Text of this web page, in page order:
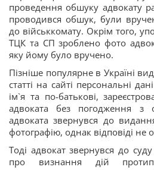
проведення обшуку адвокату
проводився обшук, були
до військкомату. Окрім того,
ТЦК та СП зроблено фото
яку йому було вручено.
Пізніше популярне в Україні
статті на сайті персональні
ім`я та по-батькові,
адвоката без погодження з
адвоката звернувся до
фотографію, однак відповіді не
Тоді адвокат звернувся до
про визнання дій